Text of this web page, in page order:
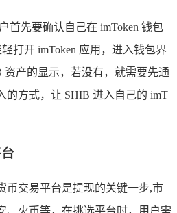
首先要确认自己在 imToken 钱包
打开 imToken 应用，进入钱包界
资产的显示，若没有，就需要先通
的方式，让 SHIB 进入自己的 imT
币交易平台是提现的关键一步,市